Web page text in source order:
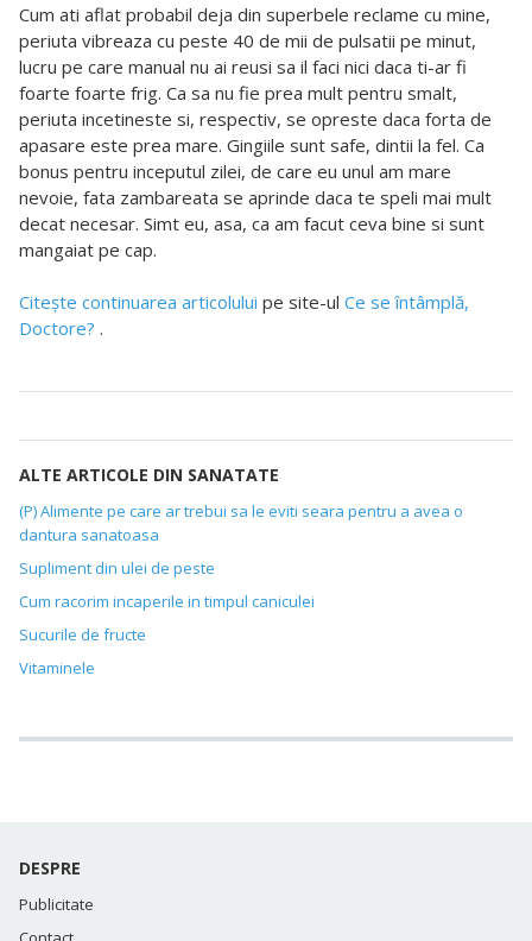
Cum ati aflat probabil deja din superbele reclame cu mine,
periuta vibreaza cu peste 40 de mii de pulsatii pe minut,
lucru pe care manual nu ai reusi sa il faci nici daca ti-ar fi
foarte foarte frig. Ca sa nu fie prea mult pentru smalt,
periuta incetineste si, respectiv, se opreste daca forta de
apasare este prea mare. Gingiile sunt safe, dintii la fel. Ca
bonus pentru inceputul zilei, de care eu unul am mare
nevoie, fata zambareata se aprinde daca te speli mai mult
decat necesar. Simt eu, asa, ca am facut ceva bine si sunt
mangaiat pe cap.
Citeşte continuarea articolului pe site-ul Ce se întâmplă,
Doctore? .
ALTE ARTICOLE DIN SANATATE
(P) Alimente pe care ar trebui sa le eviti seara pentru a avea o
dantura sanatoasa
Supliment din ulei de peste
Cum racorim incaperile in timpul caniculei
Sucurile de fructe
Vitaminele
DESPRE
Publicitate